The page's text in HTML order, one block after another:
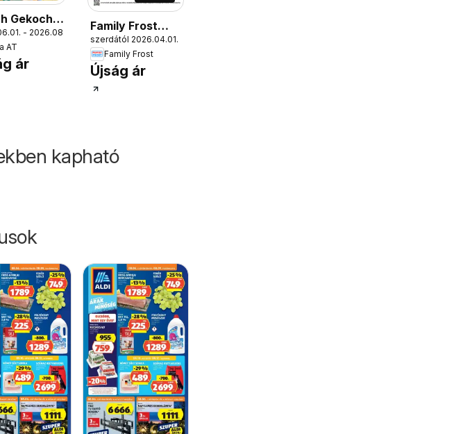
Gekocht
- 2026.08.31.
AT
ár
Family Frost
Katalógus
szerdától 2026.04.01.
Family Frost
Újság ár
kapható